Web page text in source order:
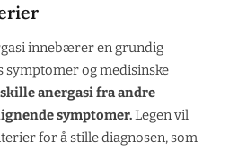
innebærer en grundig
symptomer og medisinske
anergasi fra andre
symptomer.Legen vil
for å stille diagnosen, som